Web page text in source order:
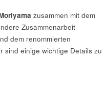
zusammen mit dem
Zusammenarbeit
dem renommierten
sind einige wichtige Details zu